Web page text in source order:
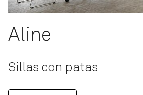
Aline
Sillas con patas